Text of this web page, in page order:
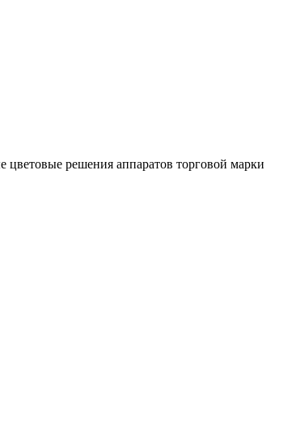
цветовые решения аппаратов торговой марки